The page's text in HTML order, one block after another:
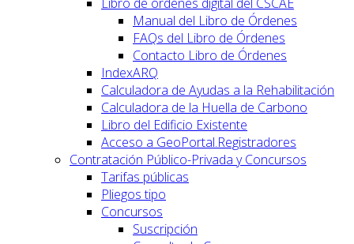
Manual del Libro de Órdenes
FAQs del Libro de Órdenes
Contacto Libro de Órdenes
IndexARQ
Calculadora de Ayudas a la Rehabilitación
Calculadora de la Huella de Carbono
Libro del Edificio Existente
Acceso a GeoPortal.Registradores
Contratación Público-Privada y Concursos
Tarifas públicas
Pliegos tipo
Concursos
Suscripción